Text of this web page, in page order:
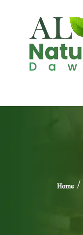
Home/